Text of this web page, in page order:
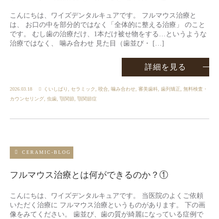
こんにちは、ワイズデンタルキュアです。 フルマウス治療と
は、 お口の中を部分的ではなく「全体的に整える治療」 のこと
です。 むし歯の治療だけ、1本だけ被せ物をする…というような
治療ではなく、 噛み合わせ 見た目（歯並び・ […]
詳細を見る
2026.03.18 くいしばり セラミック 咬合 噛み合わせ 審美歯科 歯列矯正
無料検査・
カウンセリング
虫歯 顎関節 顎関節症
CERAMIC-BLOG
フルマウス治療とは何ができるのか？①
こんにちは、ワイズデンタルキュアです。 当医院のよくご依頼
いただく治療に フルマウス治療というものがあります。 下の画
像をみてください。 歯並び、歯の質が綺麗になっている症例で